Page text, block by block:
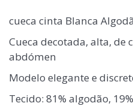
cueca cinta Blanca
Cueca decotada, alta,
abdómen
Modelo elegante e
Tecido: 81% algodão,